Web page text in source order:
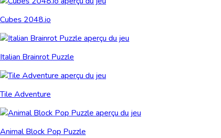
Cubes 2048.io
Italian Brainrot Puzzle
Tile Adventure
Animal Block Pop Puzzle